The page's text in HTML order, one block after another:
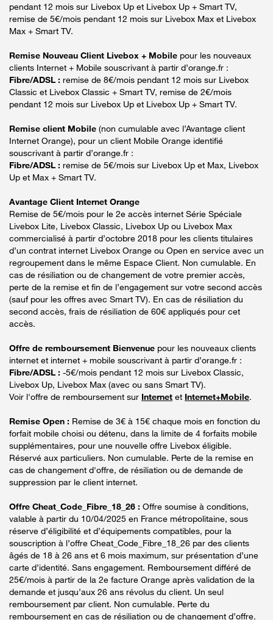
pendant 12 mois sur Livebox Up et Livebox Up + Smart TV,
remise de 5€/mois pendant 12 mois sur Livebox Max et Livebox
Max + Smart TV.
Remise Nouveau Client Livebox + Mobile pour les nouveaux
clients Internet + Mobile souscrivant à partir d’orange.fr :
Fibre/ADSL : remise de 8€/mois pendant 12 mois sur Livebox
Classic et Livebox Classic + Smart TV, remise de 2€/mois
pendant 12 mois sur Livebox Up et Livebox Up + Smart TV.
Remise client Mobile (non cumulable avec l’Avantage client
Internet Orange), pour un client Mobile Orange identifié
souscrivant à partir d’orange.fr :
Fibre/ADSL : remise de 5€/mois sur Livebox Up et Max, Livebox
Up et Max + Smart TV.
Avantage Client Internet Orange
Remise de 5€/mois pour le 2e accès internet Série Spéciale
Livebox Lite, Livebox Classic, Livebox Up ou Livebox Max
commercialisé à partir d’octobre 2018 pour les clients titulaires
d’un contrat internet Livebox Orange ou Open en service avec un
regroupement dans le même Espace Client. Non cumulable. En
cas de résiliation ou de changement de votre premier accès,
perte de la remise et fin de l’engagement sur votre second accès
(sauf pour les offres avec Smart TV). En cas de résiliation du
second accès, frais de résiliation de 60€ appliqués pour cet
accès.
Offre de remboursement Bienvenue pour les nouveaux clients
internet et internet + mobile souscrivant à partir d’orange.fr :
Fibre/ADSL : -5€/mois pendant 12 mois sur Livebox Classic,
Livebox Up, Livebox Max (avec ou sans Smart TV).
Voir l'offre de remboursement sur Internet et Internet+Mobile.
Remise Open : Remise de 3€ à 15€ chaque mois en fonction du
forfait mobile choisi ou détenu, dans la limite de 4 forfaits mobile
supplémentaires, pour une nouvelle offre Livebox éligible.
Réservé aux particuliers. Non cumulable. Perte de la remise en
cas de changement d'offre, de résiliation ou de demande de
suppression par le client internet.
Offre Cheat_Code_Fibre_18_26 : Offre soumise à conditions,
valable à partir du 10/04/2025 en France métropolitaine, sous
réserve d’éligibilité et d’équipements compatibles, pour la
souscription à l’offre Cheat_Code_Fibre_18_26 par des clients
âgés de 18 à 26 ans et 6 mois maximum, sur présentation d’une
carte d’identité. Sans engagement. Remboursement différé de
25€/mois à partir de la 2e facture Orange après validation de la
demande et jusqu’aux 26 ans révolus du client. Un seul
remboursement par client. Non cumulable. Perte du
remboursement en cas de résiliation ou de changement d’offre.